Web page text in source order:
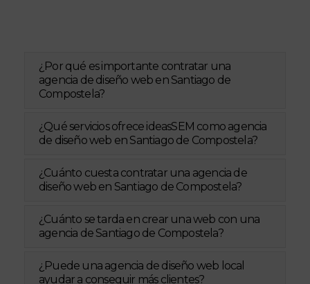
¿Por qué es importante contratar una
agencia de diseño web en Santiago de
Compostela?
¿Qué servicios ofrece ideasSEM como agencia
de diseño web en Santiago de Compostela?
¿Cuánto cuesta contratar una agencia de
diseño web en Santiago de Compostela?
¿Cuánto se tarda en crear una web con una
agencia de Santiago de Compostela?
¿Puede una agencia de diseño web local
ayudar a conseguir más clientes?